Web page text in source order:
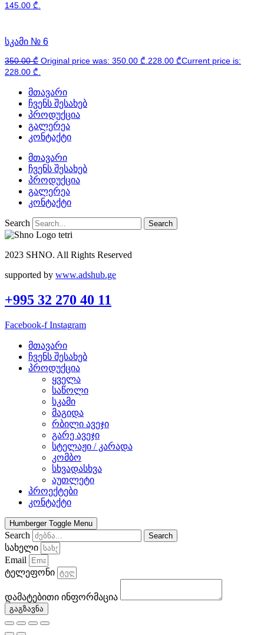
145.00 ₾.
სკამი № 6
350.00₾ Original price was: 350.00 ₾.228.00 ₾Current price is:
228.00 ₾.
მთავარი
ჩვენს შესახებ
პროდუქცია
გალერეა
კონტაქტი
მთავარი
ჩვენს შესახებ
პროდუქცია
გალერეა
კონტაქტი
Search Search
2023 SHNO. All Rights Reserved
supported by www.adshub.ge
+995 32 270 40 11
Facebook-f Instagram
მთავარი
ჩვენს შესახებ
პროდუქცია
ყველა
საწოლი
სკამი
მაგიდა
რბილი ავეჯი
გარე ავეჯი
სტელაჟი / კარადა
კომბო
სხვადასხვა
აუთლეტი
პროექტები
კონტაქტი
Humberger Toggle Menu
Search Search
სახელი
Email
ტელეფონი
დამატებითი ინფორმაცია
გაგზავნა